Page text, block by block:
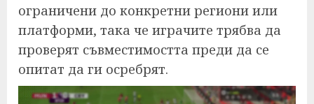
ограничени до конкретни региони или
платформи, така че играчите трябва да
проверят съвместимостта преди да се
опитат да ги осребрят.